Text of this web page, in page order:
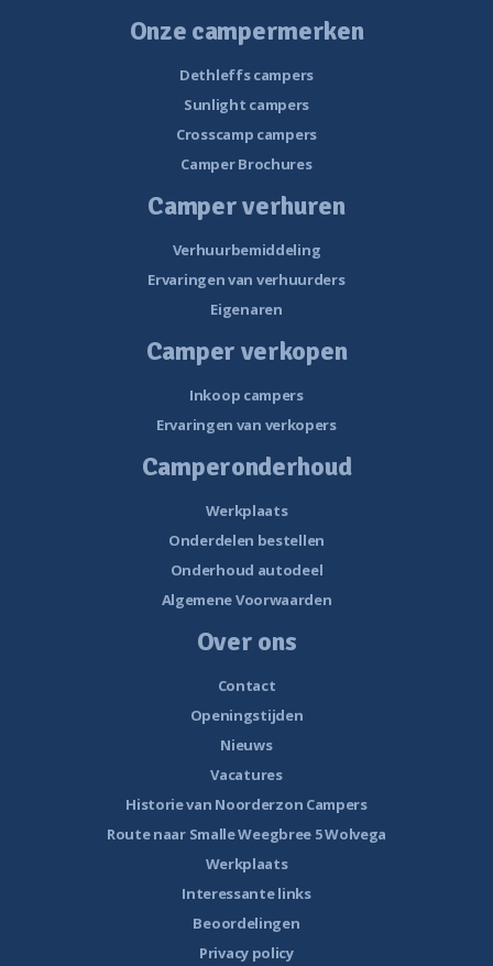
Onze campermerken
Dethleffs campers
Sunlight campers
Crosscamp campers
Camper Brochures
Camper verhuren
Verhuurbemiddeling
Ervaringen van verhuurders
Eigenaren
Camper verkopen
Inkoop campers
Ervaringen van verkopers
Camperonderhoud
Werkplaats
Onderdelen bestellen
Onderhoud autodeel
Algemene Voorwaarden
Over ons
Contact
Openingstijden
Nieuws
Vacatures
Historie van Noorderzon Campers
Route naar Smalle Weegbree 5 Wolvega
Werkplaats
Interessante links
Beoordelingen
Privacy policy